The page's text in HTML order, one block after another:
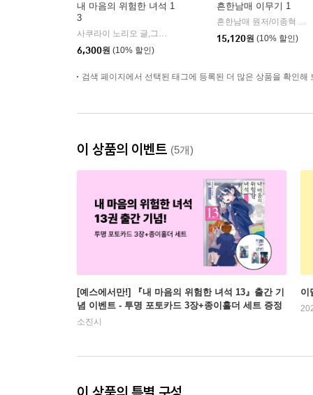
내 마음의 위험한 녀석 1
3
사쿠라이 노리오 글,그림/조원로 역
소미미디어
6,300원 (10% 할인)
흔한남매 이무기 1
흔한남매 원저/이종혁 글/도니패밀리 그림/흔한컴퍼니 감수
15,120원 (10% 할인)
검색 페이지에서 선택된 태그에 등록된 더 많은 상품을 확인해
이 상품의 이벤트 (5개)
[예스에서만!] 『내 마음의 위험한 녀석 13』출간 기
념 이벤트 - 투명 포토카드 3장+종이홀더 세트 증정
소진시
이